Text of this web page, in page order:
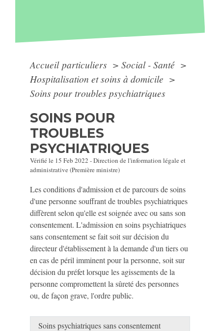
Accueil particuliers > Social - Santé >
Hospitalisation et soins à domicile >
Soins pour troubles psychiatriques
SOINS POUR
TROUBLES
PSYCHIATRIQUES
Vérifié le 15 Feb 2022 - Direction de l'information légale et
administrative (Première ministre)
Les conditions d'admission et de parcours de soins
d'une personne souffrant de troubles psychiatriques
diffèrent selon qu'elle est soignée avec ou sans son
consentement. L'admission en soins psychiatriques
sans consentement se fait soit sur décision du
directeur d'établissement à la demande d'un tiers ou
en cas de péril imminent pour la personne, soit sur
décision du préfet lorsque les agissements de la
personne compromettent la sûreté des personnes
ou, de façon grave, l'ordre public.
Soins psychiatriques sans consentement